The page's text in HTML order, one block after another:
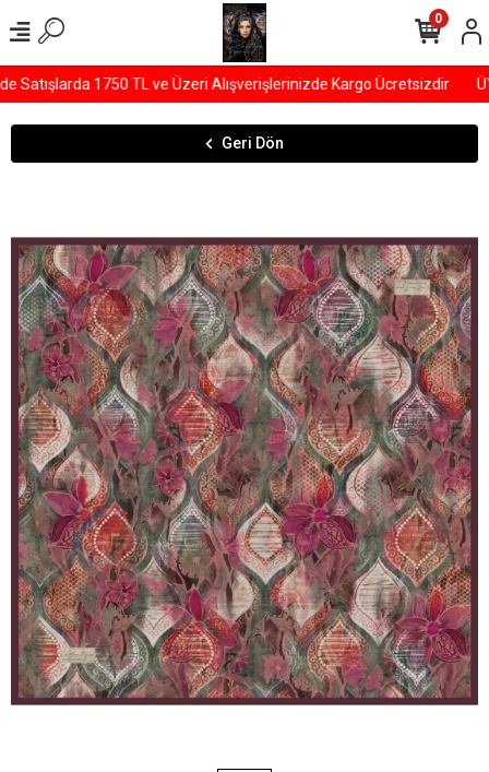
1750 TL ve Üzeri Alışverişlerinizde Kargo Ücretsizdir
0
Geri Dön